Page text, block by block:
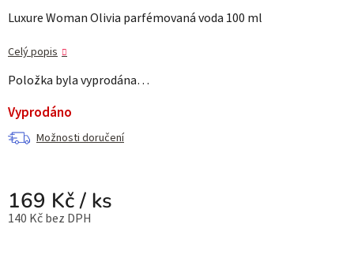
Luxure Woman Olivia parfémovaná voda 100 ml
Celý popis
Položka byla vyprodána…
Vyprodáno
Možnosti doručení
169 Kč/ ks
140 Kč bez DPH